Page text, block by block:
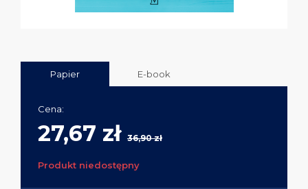
Papier E-book
Cena:
27,67 zł 36,90 zł
Produkt niedostępny